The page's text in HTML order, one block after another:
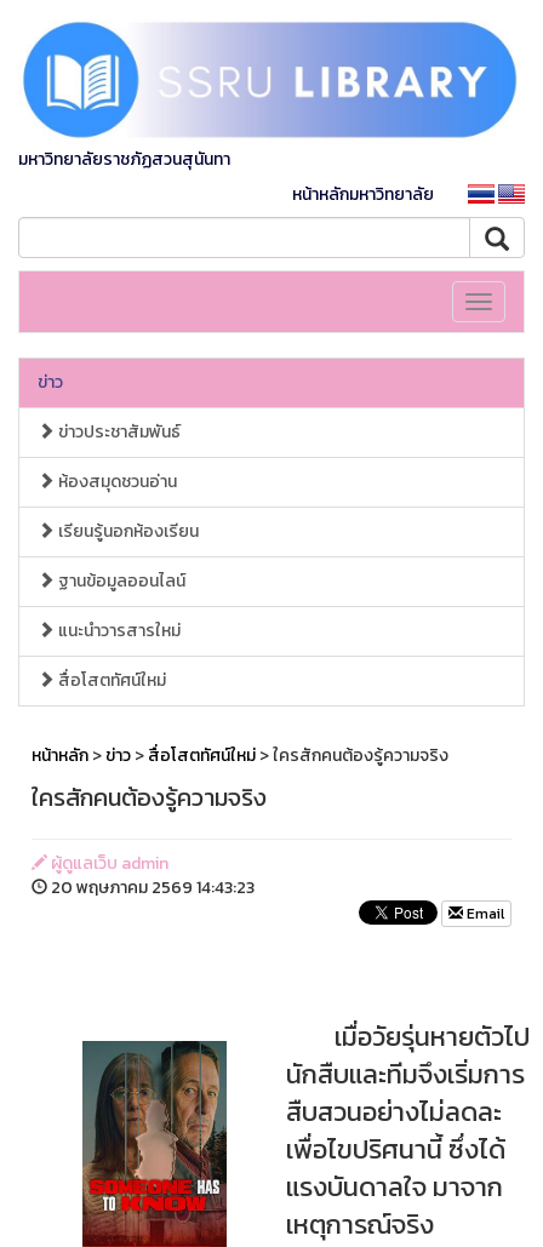
มหาวิทยาลัยราชภัฏสวนสุนันทา
หน้าหลักมหาวิทยาลัย
Toggle
ข่าว
ข่าวประชาสัมพันธ์
ห้องสมุดชวนอ่าน
เรียนรู้นอกห้องเรียน
ฐานข้อมูลออนไลน์
แนะนำวารสารใหม่
สื่อโสตทัศน์ใหม่
หน้าหลัก>ข่าว>สื่อโสตทัศน์ใหม่> ใครสักคนต้องรู้ความจริง
ใครสักคนต้องรู้ความจริง
ผู้ดูแลเว็บ admin
20 พฤษภาคม 2569 14:43:23
Email
เมื่อวัยรุ่นหายตัวไป
นักสืบและทีมจึงเริ่มการ
สืบสวนอย่างไม่ลดละ
เพื่อไขปริศนานี้ ซึ่งได้
แรงบันดาลใจ มาจาก
เหตุการณ์จริง